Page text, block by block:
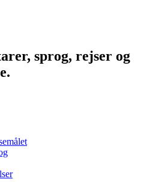
sprog, rejser og